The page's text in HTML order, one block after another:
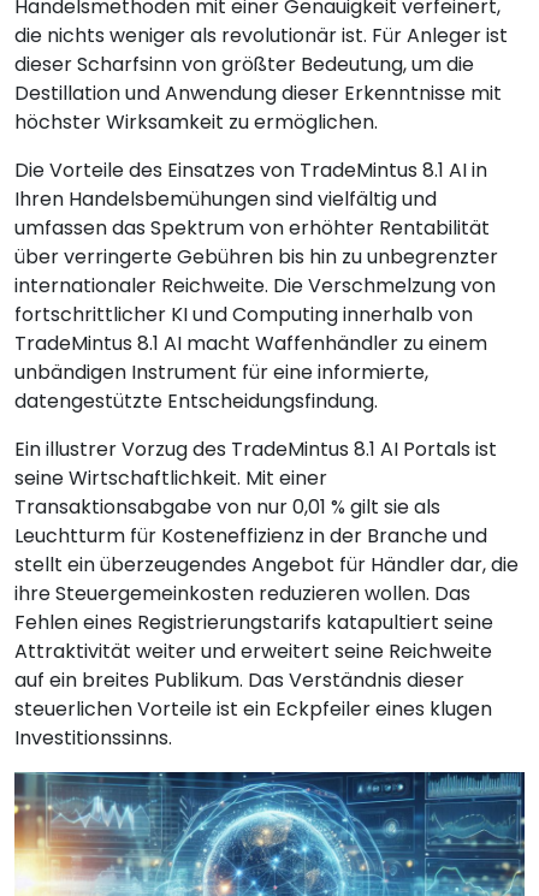
Handelsmethoden mit einer Genauigkeit verfeinert,
die nichts weniger als revolutionär ist. Für Anleger ist
dieser Scharfsinn von größter Bedeutung, um die
Destillation und Anwendung dieser Erkenntnisse mit
höchster Wirksamkeit zu ermöglichen.
Die Vorteile des Einsatzes von TradeMintus 8.1 AI in
Ihren Handelsbemühungen sind vielfältig und
umfassen das Spektrum von erhöhter Rentabilität
über verringerte Gebühren bis hin zu unbegrenzter
internationaler Reichweite. Die Verschmelzung von
fortschrittlicher KI und Computing innerhalb von
TradeMintus 8.1 AI macht Waffenhändler zu einem
unbändigen Instrument für eine informierte,
datengestützte Entscheidungsfindung.
Ein illustrer Vorzug des TradeMintus 8.1 AI Portals ist
seine Wirtschaftlichkeit. Mit einer
Transaktionsabgabe von nur 0,01 % gilt sie als
Leuchtturm für Kosteneffizienz in der Branche und
stellt ein überzeugendes Angebot für Händler dar, die
ihre Steuergemeinkosten reduzieren wollen. Das
Fehlen eines Registrierungstarifs katapultiert seine
Attraktivität weiter und erweitert seine Reichweite
auf ein breites Publikum. Das Verständnis dieser
steuerlichen Vorteile ist ein Eckpfeiler eines klugen
Investitionssinns.